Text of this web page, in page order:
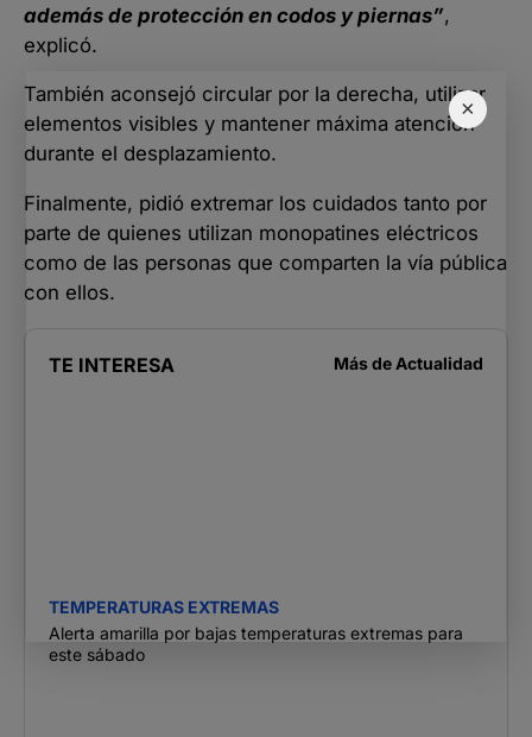
×
además de protección en codos y piernas”,
explicó.
También aconsejó circular por la derecha, utilizar
elementos visibles y mantener máxima atención
durante el desplazamiento.
Finalmente, pidió extremar los cuidados tanto por
parte de quienes utilizan monopatines eléctricos
como de las personas que comparten la vía pública
con ellos.
TE INTERESA Más de Actualidad
TEMPERATURAS EXTREMAS
Alerta amarilla por bajas temperaturas extremas para
este sábado